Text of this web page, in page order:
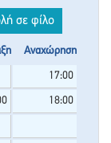
σε φίλο
Αναχώρηση
17:00
18:00